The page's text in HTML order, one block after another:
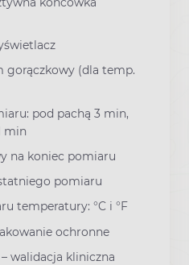
gorączkowy (dla temp.
pod pachą 3 min,
min
na koniec pomiaru
pomiaru
temperatury: °C i °F
ochronne
walidacja kliniczna